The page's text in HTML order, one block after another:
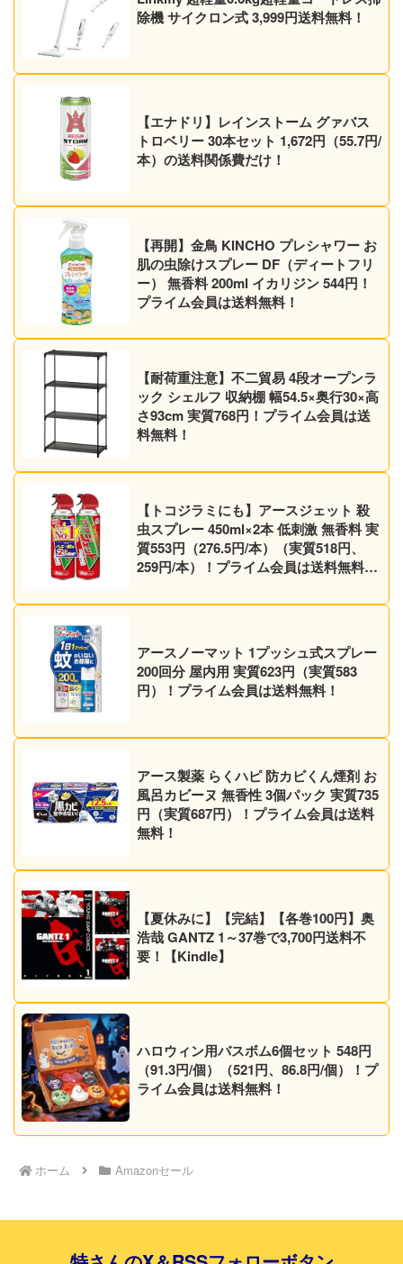
除機 サイクロン式 3,999円送料無料！
【エナドリ】レインストーム グァバス
トロベリー 30本セット 1,672円（55.7円/
本）の送料関係費だけ！
【再開】金鳥 KINCHO プレシャワー お
肌の虫除けスプレー DF（ディートフリ
ー） 無香料 200ml イカリジン 544円！
プライム会員は送料無料！
【耐荷重注意】不二貿易 4段オープンラ
ック シェルフ 収納棚 幅54.5×奥行30×高
さ93cm 実質768円！プライム会員は送
料無料！
【トコジラミにも】アースジェット 殺
虫スプレー 450ml×2本 低刺激 無香料 実
質553円（276.5円/本）（実質518円、
259円/本）！プライム会員は送料無料！
アースノーマット 1プッシュ式スプレー
200回分 屋内用 実質623円（実質583
円）！プライム会員は送料無料！
アース製薬 らくハピ 防カビくん煙剤 お
風呂カビーヌ 無香性 3個パック 実質735
円（実質687円）！プライム会員は送料
無料！
【夏休みに】【完結】【各巻100円】奥
浩哉 GANTZ 1～37巻で3,700円送料不
要！【Kindle】
ハロウィン用バスボム6個セット 548円
（91.3円/個）（521円、86.8円/個）！プ
ライム会員は送料無料！
ホーム Amazonセール